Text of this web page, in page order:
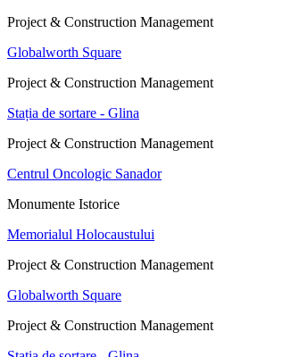
Project & Construction Management
Globalworth Square
Project & Construction Management
Stația de sortare - Glina
Project & Construction Management
Centrul Oncologic Sanador
Monumente Istorice
Memorialul Holocaustului
Project & Construction Management
Globalworth Square
Project & Construction Management